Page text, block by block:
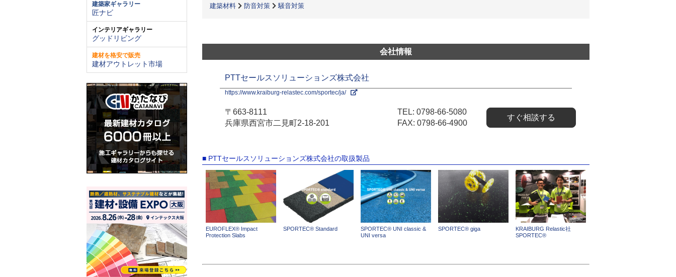
建築家ギャラリー
匠ナビ
インテリアギャラリー
グッドリビング
建材を格安で販売
建材アウトレット市場
建築材料
防音対策 騒音対策
会社情報
PTTセールスソリューションズ株式会社
https://www.kraiburg-relastec.com/sportec/ja/
〒663-8111
兵庫県西宮市二見町2-18-201
TEL: 0798-66-5080
FAX: 0798-66-4900
すぐ相談する
■ PTTセールスソリューションズ株式会社の取扱製品
EUROFLEX® Impact
Protection Slabs
SPORTEC® Standard
SPORTEC® UNI classic &
UNI versa
SPORTEC® giga
KRAIBURG Relastic社
SPORTEC®